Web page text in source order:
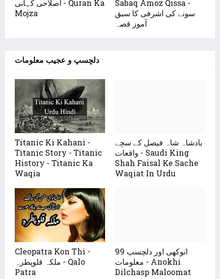
اصلاحی کہانی - Quran Ka
Mojza
Sabaq Amoz Qissa -
سونے کی اشرفی کا سبق
آموز قصہ
دلچسپ و عجیب معلومات
Titanic Ki Kahani -
Titanic Story - Titanic
History - Titanic Ka
Waqia
بادشاہ شاہ فیصل کے سچے
واقعات - Saudi King
Shah Faisal Ke Sache
Waqiat In Urdu
Cleopatra Kon Thi -
ملکہ قلوپطرہ - Qalo
Patra
99 انوکھی اور دلچسپ
معلومات - Anokhi
Dilchasp Maloomat